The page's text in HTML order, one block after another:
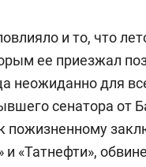
и то, что
ее приезжал
неожиданно для
сенатора от
пожизненному
«Татнефти»,